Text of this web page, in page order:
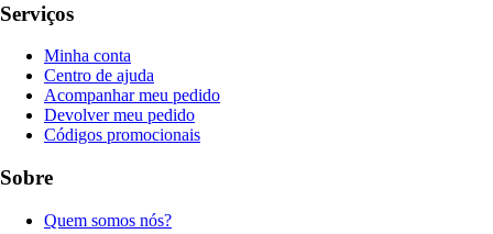
Serviços
Minha conta
Centro de ajuda
Acompanhar meu pedido
Devolver meu pedido
Códigos promocionais
Sobre
Quem somos nós?